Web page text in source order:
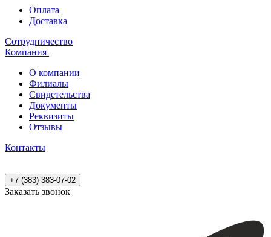
Оплата
Доставка
Сотрудничество
Компания
О компании
Филиалы
Свидетельства
Документы
Реквизиты
Отзывы
Контакты
+7 (383) 383-07-02
Заказать звонок